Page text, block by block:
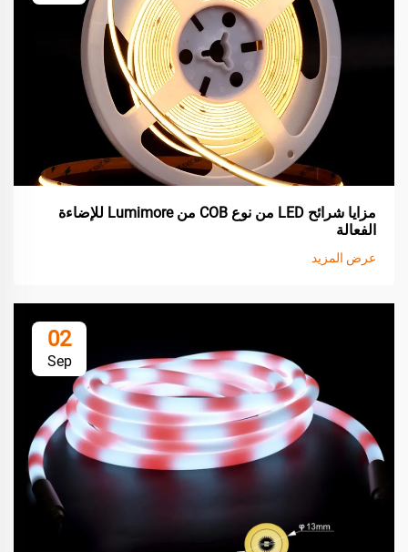
مزايا شرائح LED من نوع COB من Lumimore للإضاءة
الفعالة
عرض المزيد
02
Sep